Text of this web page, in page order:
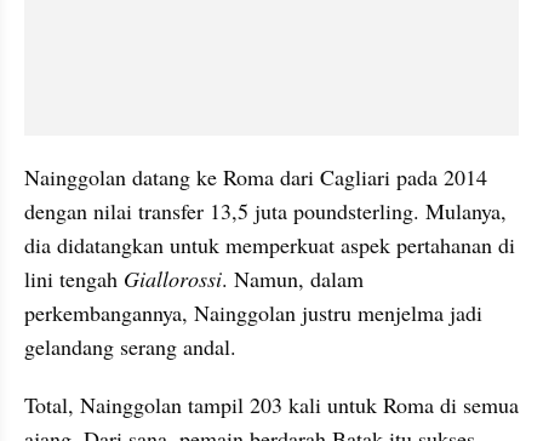
Nainggolan datang ke Roma dari Cagliari pada 2014
dengan nilai transfer 13,5 juta poundsterling. Mulanya,
dia didatangkan untuk memperkuat aspek pertahanan di
lini tengah Giallorossi. Namun, dalam
perkembangannya, Nainggolan justru menjelma jadi
gelandang serang andal.
Total, Nainggolan tampil 203 kali untuk Roma di semua